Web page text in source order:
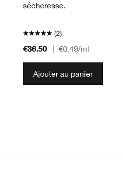
sécheresse.
(2)
€36.50 €0.49/ml
Ajouter au panier